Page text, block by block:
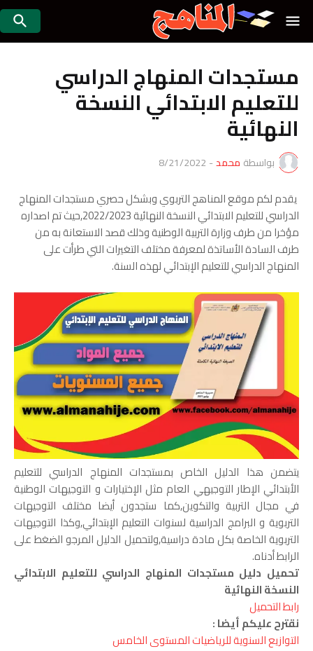
مستجدات المنهاج الدراسي
للتعليم الابتدائي النسخة
النهائية
بواسطة محمد-
8/21/2022
يقدم لكم موقع المناهج التربوي وبشكل حصري مستجدات المنهاج
الدراسي للتعليم الابتدائي النسخة النهائية 2022/2023,حيث تم اصداره
مؤخرا من طرف وزارة التربية الوطنية وذلك قصد الاستعانة به من
طرف السادة الأساتذة لمعرفة مختلف التغيرات التي طرأت على
المنهاج الدراسي للتعليم الإبتدائي لهذه السنة.
يتضمن هذا الدليل الخاص بمستجدات المنهاج الدراسي للتعليم
الأبتدائي الإطار التوجيهي العام مثل الإختيارات و التوجيهات الوطنية
في مجال التربية والتكوين,كما ستجدون أيضا مختلف التوجيهات
التربوية و البرامج الدراسية لسنوات التعليم الإبتدائي,وكذا التوجيهات
التربوية الخاصة بكل مادة دراسية,ولتحميل الدليل المرجو الضغط على
الرابط أدناه.
تحميل دليل مستجدات المنهاج الدراسي للتعليم الابتدائي
النسخة النهائية
رابط التحميل
نقترح عليكم أيضا :
التوازيع السنوية للرياضيات المستوى الخامس